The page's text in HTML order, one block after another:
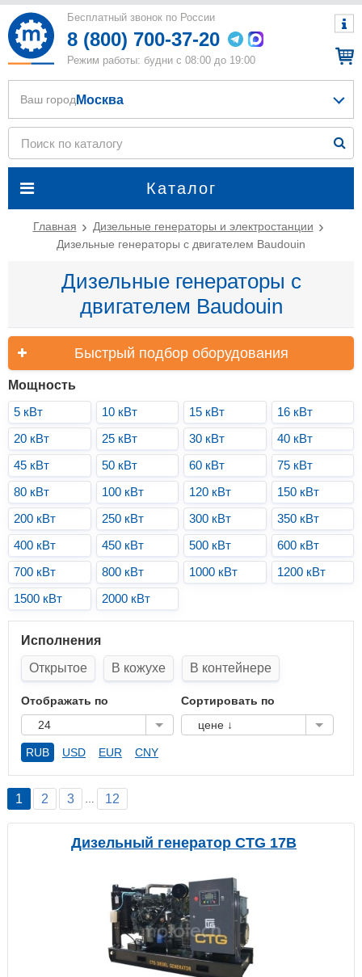
Бесплатный звонок по России
8 (800) 700-37-20
Режим работы: будни с 08:00 до 19:00
Каталог
Ваш город Москва
Главная
Дизельные генераторы и электростанции
Дизельные генераторы с двигателем Baudouin
Дизельные генераторы с
двигателем Baudouin
Быстрый подбор оборудования
Мощность
5 кВт
10 кВт 15 кВт
16 кВт
20 кВт
25 кВт 30 кВт
40 кВт
45 кВт
50 кВт 60 кВт
75 кВт
80 кВт
100 кВт 120 кВт
150 кВт
200 кВт
250 кВт 300 кВт
350 кВт
400 кВт
450 кВт 500 кВт
600 кВт
700 кВт
800 кВт 1000 кВт
1200 кВт
1500 кВт
2000 кВт
Исполнения
Открытое
В кожухе В контейнере
Отображать по
24
Сортировать по
цене ↓
RUB USD EUR CNY
1 2 3 … 12
Дизельный генератор CTG 17B